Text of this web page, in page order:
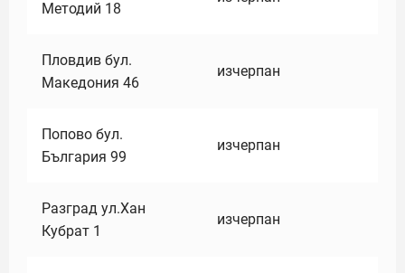
Методий 18
Пловдив бул.
Македония 46
изчерпан
Попово бул.
България 99
изчерпан
Разград ул.Хан
Кубрат 1
изчерпан